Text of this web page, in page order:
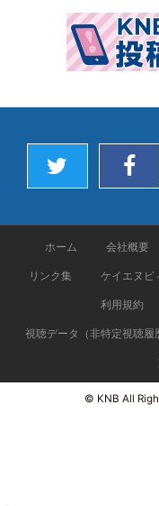
ホーム 会社概要
リンク集 ケイエヌビ
利用規約
視聴データ（非特定視聴履
© KNB All